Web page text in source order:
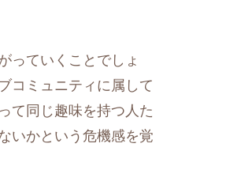
っていくことでしょ
コミュニティに属して
て同じ趣味を持つ人た
いかという危機感を覚